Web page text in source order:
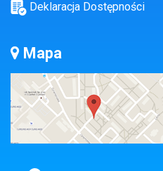
Deklaracja Dostępności
Mapa